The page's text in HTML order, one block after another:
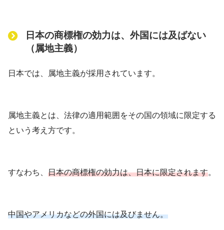
日本の商標権の効力は、外国には及ばない
（属地主義）
日本では、属地主義が採用されています。
属地主義とは、法律の適用範囲をその国の領域に限定する
という考え方です。
すなわち、 日本の商標権の効力は、日本に限定されます。
中国やアメリカなどの外国には及びません。